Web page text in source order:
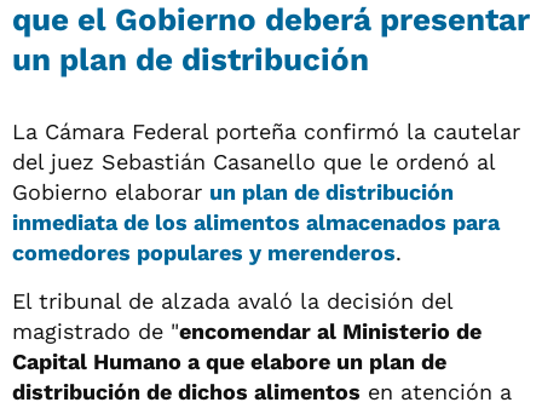
que el Gobierno deberá presentar
un plan de distribución
La Cámara Federal porteña confirmó la cautelar
del juez Sebastián Casanello que le ordenó al
Gobierno elaborar un plan de distribución
inmediata de los alimentos almacenados para
comedores populares y merenderos.
El tribunal de alzada avaló la decisión del
magistrado de "encomendar al Ministerio de
Capital Humano a que elabore un plan de
distribución de dichos alimentos en atención a